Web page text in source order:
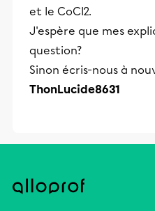
et le CoCl2.
J'espère que mes
question?
Sinon écris-nous à
ThonLucide8631